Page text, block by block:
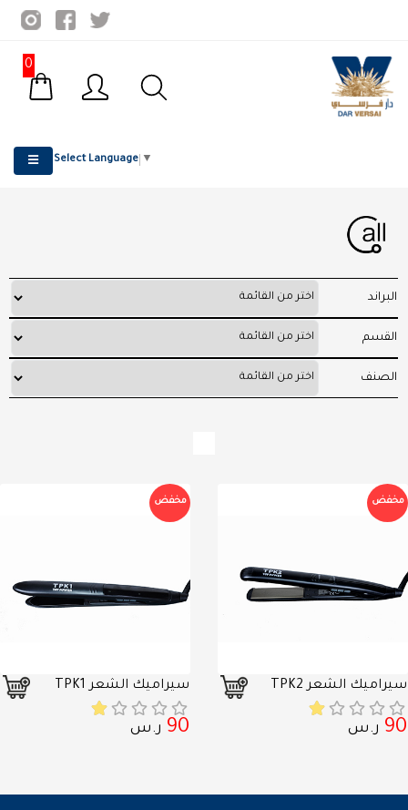
0
Select Language ▼
البراند
القسم
الصنف
مخفض
سيراميك الشعر TPK1
90 ر.س
مخفض
سيراميك الشعر TPK2
90 ر.س